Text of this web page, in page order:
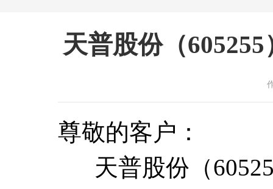
天普股份（
尊敬的客户：
天普股份（